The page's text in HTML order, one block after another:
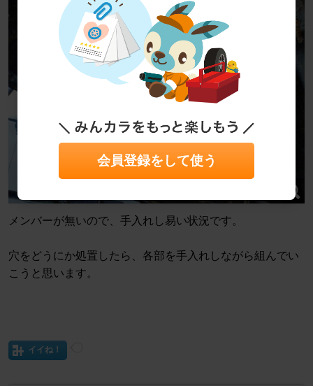
メンバーが無いので、手入れし易い状況です。
穴をどうにか処置したら、各部を手入れしながら組んでい
こうと思います。
イイね！
会員登録をして使う